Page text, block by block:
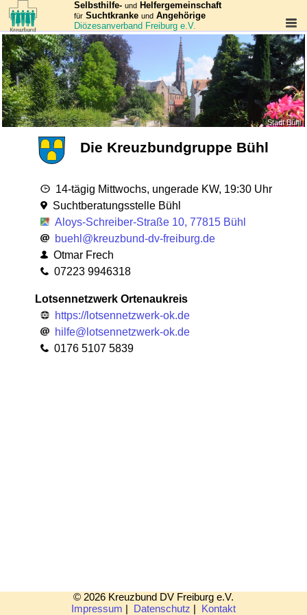
Selbsthilfe- und Helfergemeinschaft
für Suchtkranke und Angehörige
Diözesanverband Freiburg e.V.
Stadt Bühl
Die Kreuzbundgruppe Bühl
14-tägig Mittwochs, ungerade KW, 19:30 Uhr
Suchtberatungsstelle Bühl
Aloys-Schreiber-Straße 10, 77815 Bühl
buehl@kreuzbund-dv-freiburg.de
Otmar Frech
07223 9946318
Lotsen­netzwerk Ortenaukreis
https://lotsen­netzwerk-ok.de
hilfe@lotsen­netzwerk-ok.de
0176 5107 5839
© 2026 Kreuzbund DV Freiburg e.V.
Impressum
Datenschutz Kontakt